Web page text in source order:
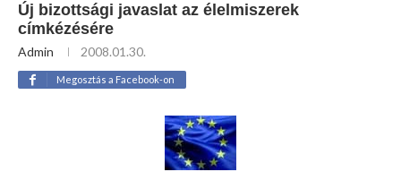
Új bizottsági javaslat az élelmiszerek
címkézésére
Admin 2008.01.30.
Megosztás a Facebook-on